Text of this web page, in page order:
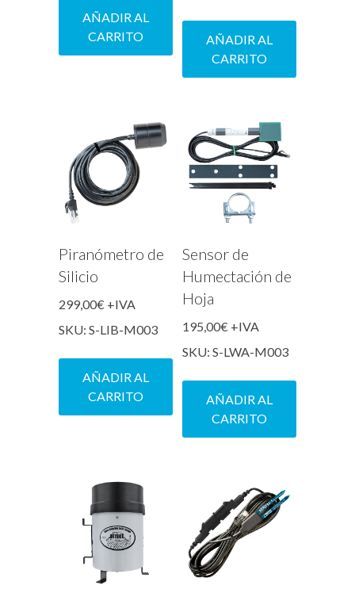
AÑADIR AL
CARRITO
AÑADIR AL
CARRITO
Piranómetro de
Silicio
299,00€ +IVA
SKU: S-LIB-M003
AÑADIR AL
CARRITO
Sensor de
Humectación de
Hoja
195,00€ +IVA
SKU: S-LWA-M003
AÑADIR AL
CARRITO